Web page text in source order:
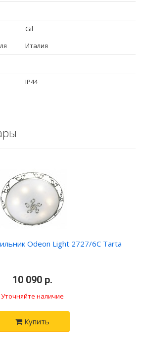
Gil
Италия
IP44
Odeon Light 2727/6C Tarta
10 090 р.
Уточняйте наличие
Купить